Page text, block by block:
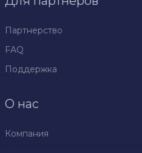
Партнерство
FAQ
Поддержка
О нас
Компания